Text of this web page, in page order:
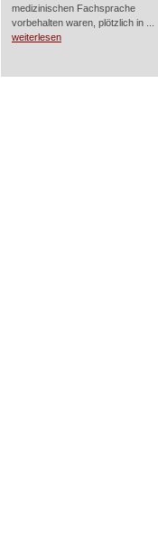
medizinischen Fachsprache
vorbehalten waren, plötzlich in ...
weiterlesen